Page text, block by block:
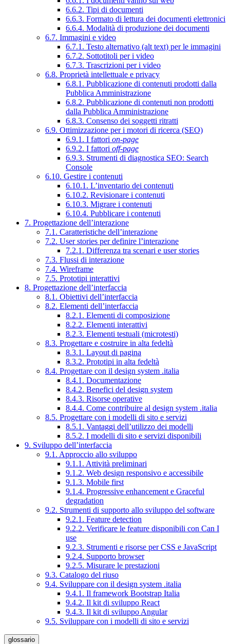
6.6.2. Tipi di documenti
6.6.3. Formato di lettura dei documenti elettronici
6.6.4. Modalità di produzione dei documenti
6.7. Immagini e video
6.7.1. Testo alternativo (alt text) per le immagini
6.7.2. Sottotitoli per i video
6.7.3. Trascrizioni per i video
6.8. Proprietà intellettuale e privacy
6.8.1. Pubblicazione di contenuti prodotti dalla
Pubblica Amministrazione
6.8.2. Pubblicazione di contenuti non prodotti
dalla Pubblica Amministrazione
6.8.3. Consenso dei soggetti ritratti
6.9. Ottimizzazione per i motori di ricerca (SEO)
6.9.1. I fattori on-page
6.9.2. I fattori off-page
6.9.3. Strumenti di diagnostica SEO: Search
Console
6.10. Gestire i contenuti
6.10.1. L’inventario dei contenuti
6.10.2. Revisionare i contenuti
6.10.3. Migrare i contenuti
6.10.4. Pubblicare i contenuti
7. Progettazione dell’interazione
7.1. Caratteristiche dell’interazione
7.2. User stories per definire l’interazione
7.2.1. Differenza tra scenari e user stories
7.3. Flussi di interazione
7.4. Wireframe
7.5. Prototipi interattivi
8. Progettazione dell’interfaccia
8.1. Obiettivi dell’interfaccia
8.2. Elementi dell’interfaccia
8.2.1. Elementi di composizione
8.2.2. Elementi interattivi
8.2.3. Elementi testuali (microtesti)
8.3. Progettare e costruire in alta fedeltà
8.3.1. Layout di pagina
8.3.2. Prototipi in alta fedeltà
8.4. Progettare con il design system .italia
8.4.1. Documentazione
8.4.2. Benefici del design system
8.4.3. Risorse operative
8.4.4. Come contribuire al design system .italia
8.5. Progettare con i modelli di sito e servizi
8.5.1. Vantaggi dell’utilizzo dei modelli
8.5.2. I modelli di sito e servizi disponibili
9. Sviluppo dell’interfaccia
9.1. Approccio allo sviluppo
9.1.1. Attività preliminari
9.1.2. Web design responsivo e accessibile
9.1.3. Mobile first
9.1.4. Progressive enhancement e Graceful
degradation
9.2. Strumenti di supporto allo sviluppo del software
9.2.1. Feature detection
9.2.2. Verificare le feature disponibili con Can I
use
9.2.3. Strumenti e risorse per CSS e JavaScript
9.2.4. Supporto browser
9.2.5. Misurare le prestazioni
9.3. Catalogo del riuso
9.4. Sviluppare con il design system .italia
9.4.1. Il framework Bootstrap Italia
9.4.2. Il kit di sviluppo React
9.4.3. Il kit di sviluppo Angular
9.5. Sviluppare con i modelli di sito e servizi
glossario